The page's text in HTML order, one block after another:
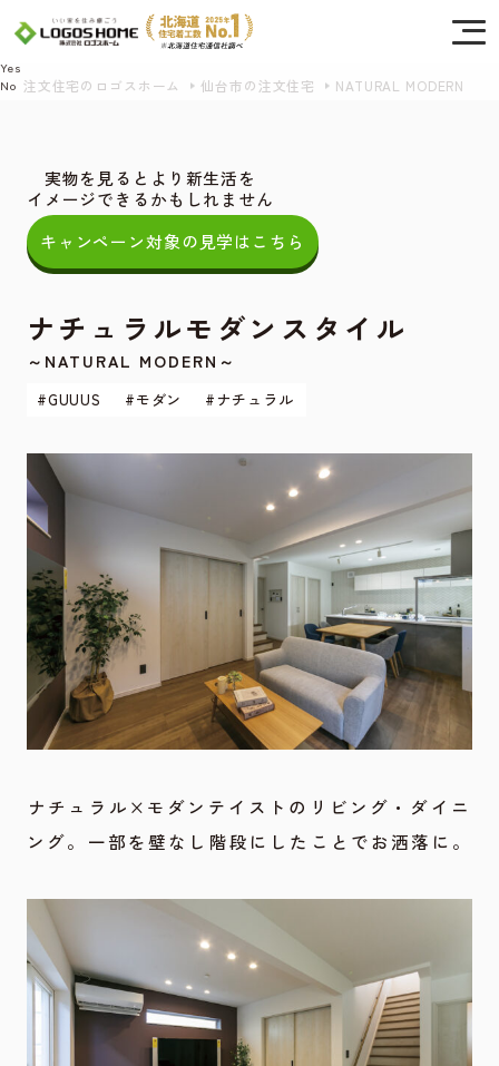
注文住宅のロゴスホーム 仙台市の注文住宅 NATURAL MODERN
実物を見るとより新生活を
イメージできるかもしれません
キャンペーン対象の見学はこちら
ナチュラルモダンスタイル
～NATURAL MODERN～
#GUUUS #モダン #ナチュラル
ナチュラル×モダンテイストのリビング・ダイニ
ング。一部を壁なし階段にしたことでお洒落に。
Cookie を使用して、お客様の活動を追跡してもよろしいですか? 当社ではお客様の
プライバシーを極めて重視しています。詳細について、およびご質問がある場合
は、当社のプライバシーポリシーをご覧ください。
Yes
No